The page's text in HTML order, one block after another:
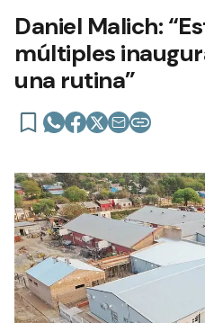
Daniel Malich:
múltiples
una rutina”